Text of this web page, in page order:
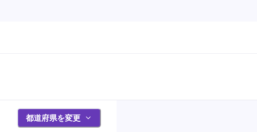
都道府県を変更